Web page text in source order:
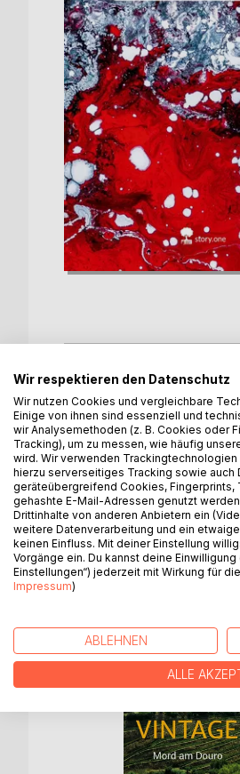
You've convinced
same soil and our
of your sight if you
WEITERE
Wir respektieren den Datenschutz
Wir nutzen Cookies und vergleichbare
Einige von ihnen sind essenziell und
wir Analysemethoden (z. B. Cookies oder
Tracking), um zu messen, wie häufig
wird. Wir verwenden
hierzu serverseitiges Tracking sowie auch
geräteübergreifend Cookies, Fingerprints,
gehashte E-Mail-Adressen genutzt
Drittinhalte von anderen Anbietern ein
weitere Datenverarbeitung und ein
keinen Einfluss. Mit deiner Einstellung
Vorgänge ein. Du kannst deine Einwilligung
Einstellungen“) jederzeit mit Wirkung für
Impressum)
ABLEHNEN
ALLE